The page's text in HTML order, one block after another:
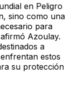
en Peligro
sino como una
para
Azoulay.
a
estos
su protección